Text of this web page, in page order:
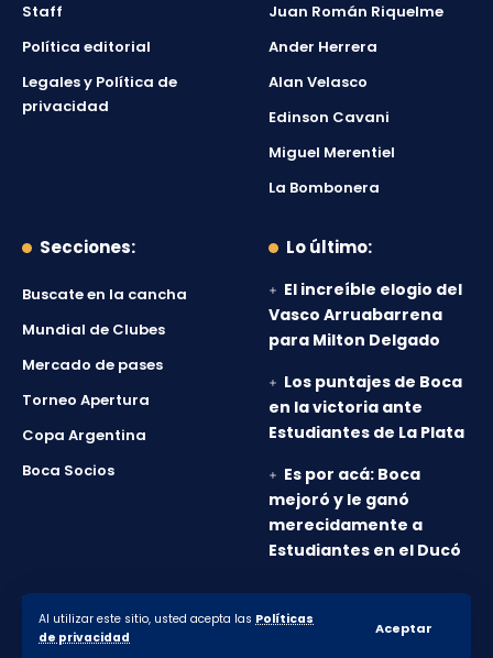
Al utilizar este sitio, usted acepta las Políticas
de privacidad
Aceptar
Staff
Política editorial
Legales y Política de
privacidad
Juan Román Riquelme
Ander Herrera
Alan Velasco
Edinson Cavani
Miguel Merentiel
La Bombonera
Secciones:
Buscate en la cancha
Mundial de Clubes
Mercado de pases
Torneo Apertura
Copa Argentina
Boca Socios
Lo último:
El increíble elogio del
Vasco Arruabarrena
para Milton Delgado
Los puntajes de Boca
en la victoria ante
Estudiantes de La Plata
Es por acá: Boca
mejoró y le ganó
merecidamente a
Estudiantes en el Ducó
© 2010-2026 Lanumero12.com.ar - Todos los derechos